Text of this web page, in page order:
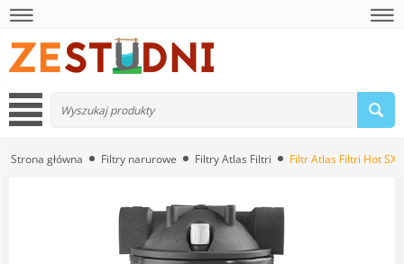
Strona główna Filtry narurowe Filtry Atlas Filtri Filtr Atlas Filtri Hot SX